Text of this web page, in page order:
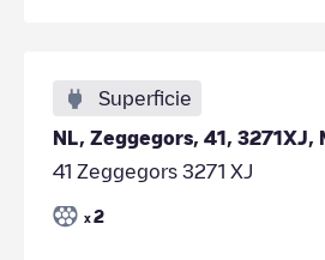
Superficie
NL, Zeggegors, 41, 3271XJ,
41 Zeggegors 3271 XJ
x 2